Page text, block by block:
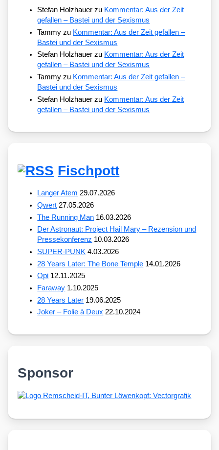
Stefan Holzhauer zu Kommentar: Aus der Zeit
gefallen – Bastei und der Sexismus
Tammy zu Kommentar: Aus der Zeit gefallen –
Bastei und der Sexismus
Stefan Holzhauer zu Kommentar: Aus der Zeit
gefallen – Bastei und der Sexismus
Tammy zu Kommentar: Aus der Zeit gefallen –
Bastei und der Sexismus
Stefan Holzhauer zu Kommentar: Aus der Zeit
gefallen – Bastei und der Sexismus
Fischpott
Langer Atem 29.07.2026
Qwert 27.05.2026
The Running Man 16.03.2026
Der Astronaut: Project Hail Mary – Rezension und
Pressekonferenz 10.03.2026
SUPER-PUNK 4.03.2026
28 Years Later: The Bone Temple 14.01.2026
Opi 12.11.2025
Faraway 1.10.2025
28 Years Later 19.06.2025
Joker – Folie à Deux 22.10.2024
Sponsor